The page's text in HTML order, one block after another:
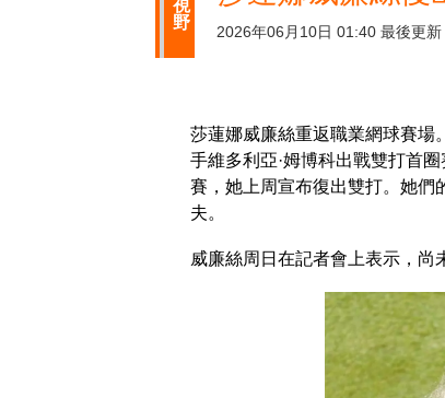
視
野
2026年06月10日 01:40 最後更
莎蓮娜威廉絲重返職業網球賽場
手維多利亞·姆博科出戰雙打首
賽，她上周宣布復出雙打。她們
夫。
威廉絲周日在記者會上表示，尚